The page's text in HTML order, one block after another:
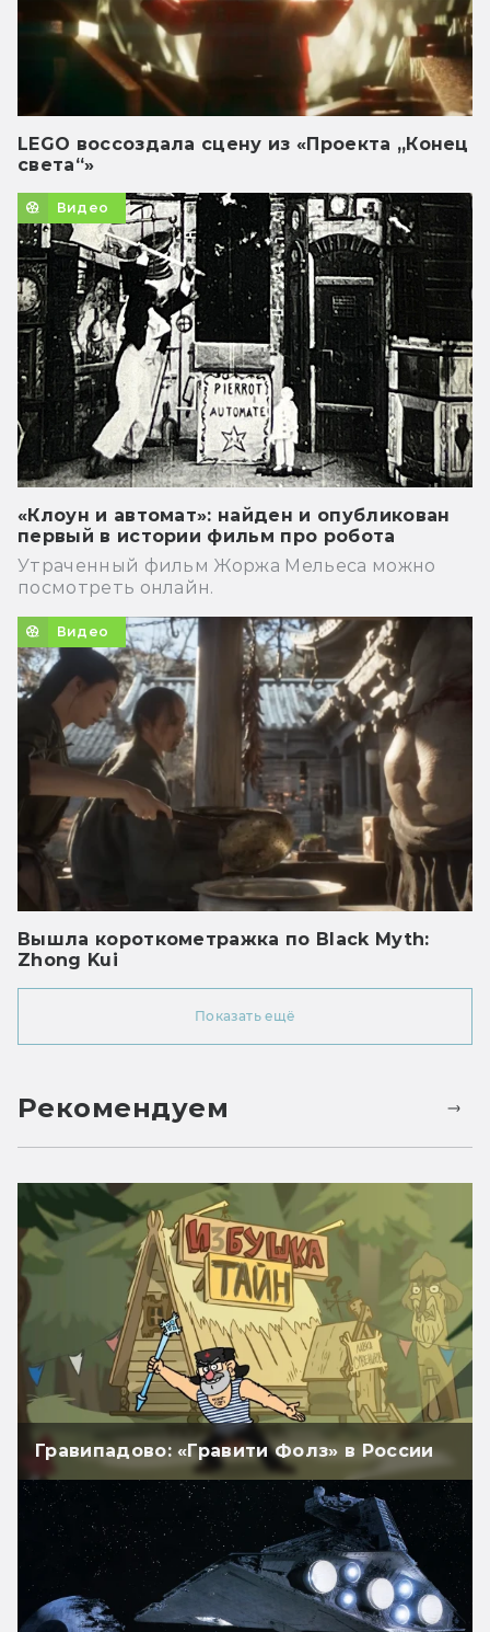
LEGO воссоздала сцену из «Проекта „Конец
света“»
Видео
«Клоун и автомат»: найден и опубликован
первый в истории фильм про робота
Утраченный фильм Жоржа Мельеса можно
посмотреть онлайн.
Видео
Вышла короткометражка по Black Myth:
Zhong Kui
Показать ещё
Рекомендуем
Гравипадово: «Гравити Фолз» в России